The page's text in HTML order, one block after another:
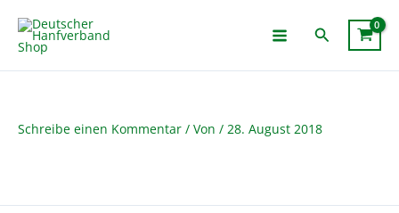
Inhalt
springen
Suchen
Schreibe einen Kommentar / Von / 28. August 2018